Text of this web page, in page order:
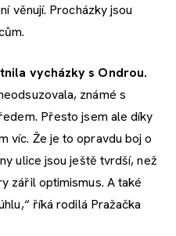
věnují. Procházky jsou
vycházky s Ondrou.
známé s
Přesto jsem ale díky
víc. Že je to opravdu boj o
ulice jsou ještě tvrdší, než
zářil optimismus. A také
říká rodilá Pražačka